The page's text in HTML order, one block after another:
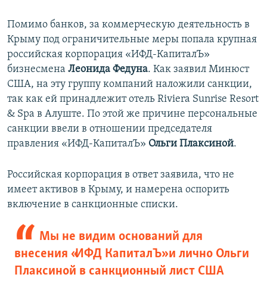
Помимо банков, за коммерческую деятельность в
Крыму под ограничительные меры попала крупная
российская корпорация «ИФД-КапиталЪ»
бизнесмена Леонида Федуна. Как заявил Минюст
США, на эту группу компаний наложили санкции,
так как ей принадлежит отель Riviera Sunrise Resort
& Spa в Алуште. По этой же причине персональные
санкции ввели в отношении председателя
правления «ИФД-КапиталЪ» Ольги Плаксиной.
Российская корпорация в ответ заявила, что не
имеет активов в Крыму, и намерена оспорить
включение в санкционные списки.
Мы не видим оснований для
внесения «ИФД КапиталЪ» и лично Ольги
Плаксиной в санкционный лист США